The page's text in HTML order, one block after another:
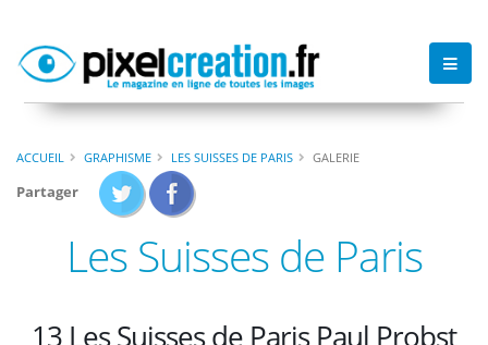
ACCUEIL GRAPHISME LES SUISSES DE PARIS GALERIE
Partager
Les Suisses de Paris
13 Les Suisses de Paris Paul Probst